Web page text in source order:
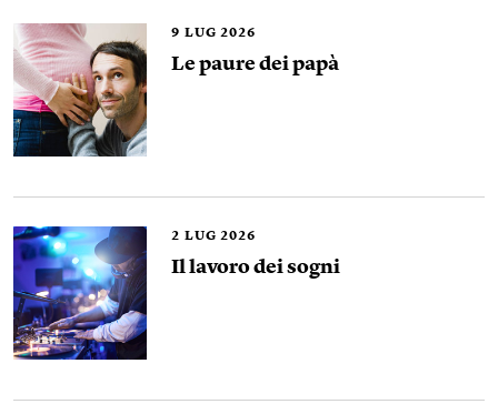
9 LUG 2026
Le paure dei papà
2 LUG 2026
Il lavoro dei sogni